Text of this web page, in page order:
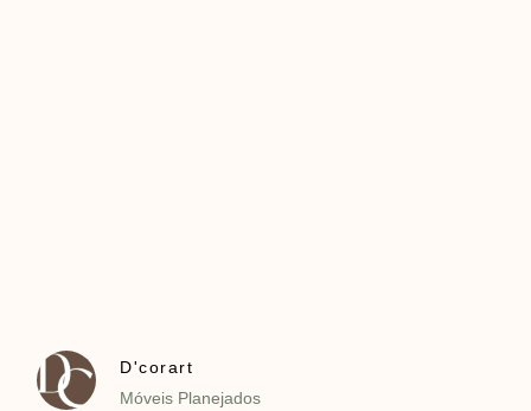
D'corart
Móveis Planejados